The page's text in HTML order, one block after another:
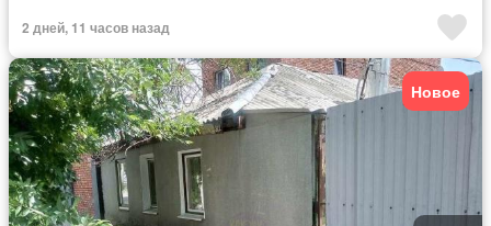
2 дней, 11 часов назад
Новое